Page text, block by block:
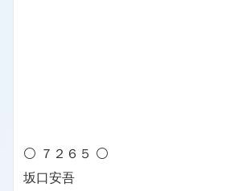
⚪ ７２６５ ⚪
坂口安吾